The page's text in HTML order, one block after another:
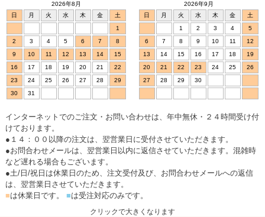
2026年8月
日
月 火 水 木 金
土
1
2
3 4 5 6 7
8
9
10 11 12 13 14
15
16
17 18 19 20 21
22
23
24 25 26 27 28
29
30
31
2026年9月
日
月 火 水 木 金
土
1
2 3 4
5
6
7 8 9 10 11
12
13
14 15 16 17 18
19
20
21 22 23 24 25
26
27
28 29 30
インターネットでのご注文・お問い合わせは、年中無休・２４時間受け付
けております。
●１４：００以降の注文は、翌営業日に受付させていただきます。
●お問合わせメールは、翌営業日以内に返信させていただきます。混雑時
など遅れる場合もございます。
●土/日/祝日は休業日のため、注文受付及び、お問合わせメールへの返信
は、翌営業日させていただきます。
■は休業日です。 ■は受注対応のみです。
クリックで大きくなります